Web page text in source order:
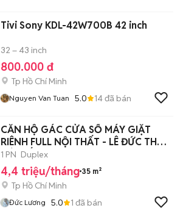
Tivi Sony KDL-42W700B 42 inch
32 – 43 inch
800.000 đ
Tp Hồ Chí Minh
Nguyen Van Tuan 5.0 14đã bán
CĂN HỘ GÁC CỬA SỔ MÁY GIẶT
RIÊNH FULL NỘI THẤT - LÊ ĐỨC THỌ
GÒ VẤP
1 PN Duplex
4,4 triệu/tháng 35 m²
Tp Hồ Chí Minh
Đức Lương 5.0 1 đã bán